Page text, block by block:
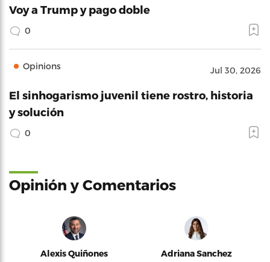
Voy a Trump y pago doble
0
Opinions Jul 30, 2026
El sinhogarismo juvenil tiene rostro, historia
y solución
0
Opinión y Comentarios
Alexis Quiñones Adriana Sanchez